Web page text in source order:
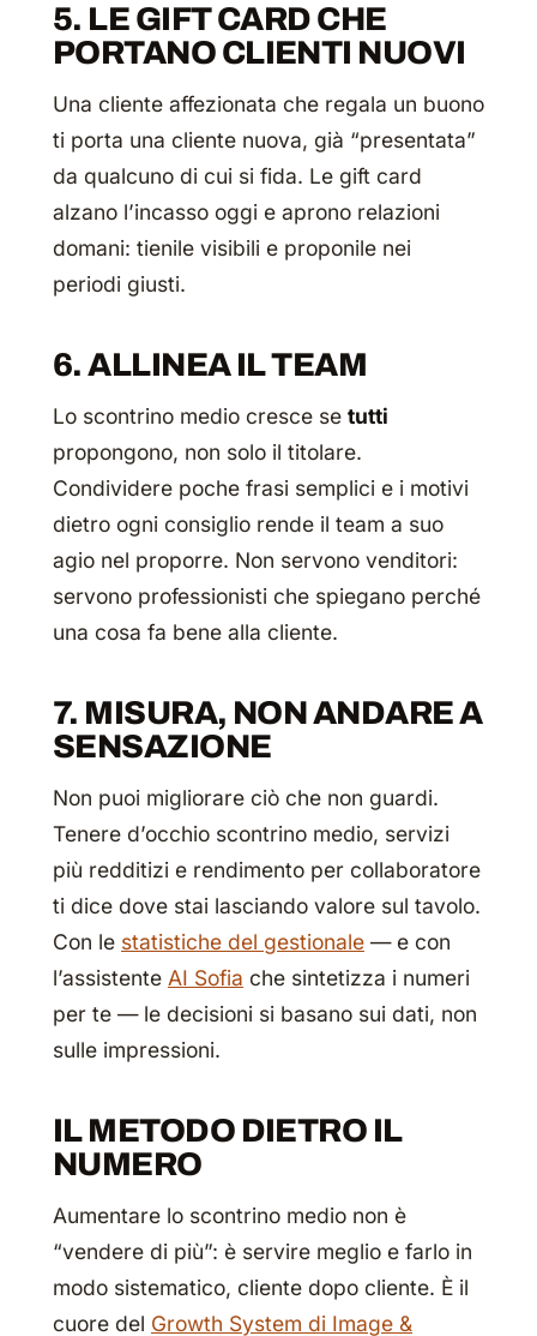
5. LE GIFT CARD CHE
PORTANO CLIENTI NUOVI
Una cliente affezionata che regala un buono
ti porta una cliente nuova, già “presentata”
da qualcuno di cui si fida. Le gift card
alzano l’incasso oggi e aprono relazioni
domani: tienile visibili e proponile nei
periodi giusti.
6. ALLINEA IL TEAM
Lo scontrino medio cresce se tutti
propongono, non solo il titolare.
Condividere poche frasi semplici e i motivi
dietro ogni consiglio rende il team a suo
agio nel proporre. Non servono venditori:
servono professionisti che spiegano perché
una cosa fa bene alla cliente.
7. MISURA, NON ANDARE A
SENSAZIONE
Non puoi migliorare ciò che non guardi.
Tenere d’occhio scontrino medio, servizi
più redditizi e rendimento per collaboratore
ti dice dove stai lasciando valore sul tavolo.
Con le statistiche del gestionale — e con
l’assistente AI Sofia che sintetizza i numeri
per te — le decisioni si basano sui dati, non
sulle impressioni.
IL METODO DIETRO IL
NUMERO
Aumentare lo scontrino medio non è
“vendere di più”: è servire meglio e farlo in
modo sistematico, cliente dopo cliente. È il
cuore del Growth System di Image &